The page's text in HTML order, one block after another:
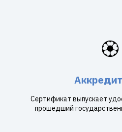
🏵️
Сертификат выпускает
прошедший